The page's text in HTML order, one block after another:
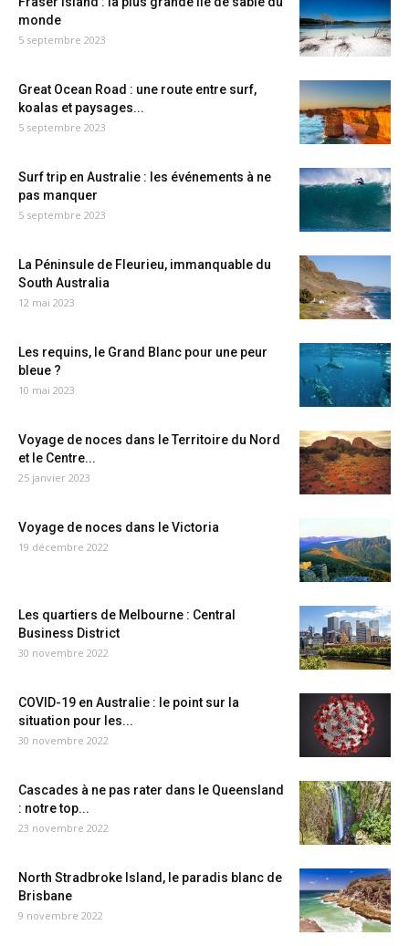
monde
5 septembre 2023
Great Ocean Road : une route entre surf,
koalas et paysages...
5 septembre 2023
Surf trip en Australie : les événements à ne
pas manquer
5 septembre 2023
La Péninsule de Fleurieu, immanquable du
South Australia
12 mai 2023
Les requins, le Grand Blanc pour une peur
bleue ?
10 mai 2023
Voyage de noces dans le Territoire du Nord
et le Centre...
25 janvier 2023
Voyage de noces dans le Victoria
19 décembre 2022
Les quartiers de Melbourne : Central
Business District
30 novembre 2022
COVID-19 en Australie : le point sur la
situation pour les...
30 novembre 2022
Cascades à ne pas rater dans le Queensland
: notre top...
23 novembre 2022
North Stradbroke Island, le paradis blanc de
Brisbane
9 novembre 2022